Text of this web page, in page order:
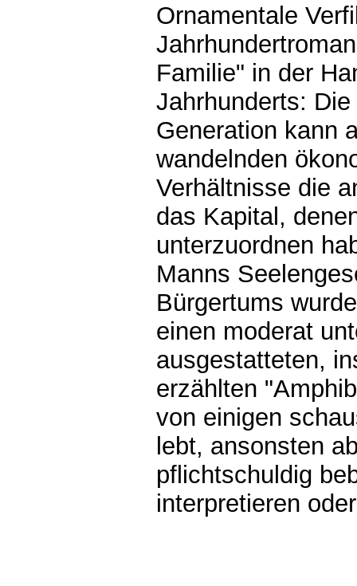
Ornamentale
Familie" in der
Jahrhunderts:
Generation kann
wandelnden
Verhältnisse die
das Kapital,
unterzuordnen
Manns
Bürgertums
einen moderat
ausgestatteten,
erzählten
von einigen
lebt, ansonsten
pflichtschuldig
interpretieren